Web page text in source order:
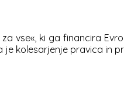
vse«, ki ga financira
kolesarjenje pravica in